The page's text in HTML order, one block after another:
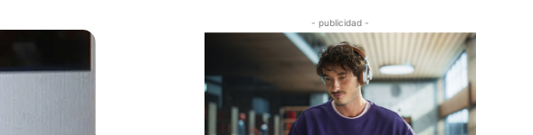
- publicidad -